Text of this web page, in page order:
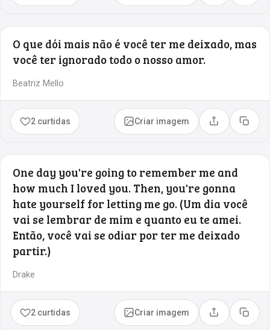
O que dói mais não é você ter me deixado, mas
você ter ignorado todo o nosso amor.
Beatriz Mello
2 curtidas Criar imagem Compartilhar
Copiar
One day you're going to remember me and
how much I loved you. Then, you're gonna
hate yourself for letting me go. (Um dia você
vai se lembrar de mim e quanto eu te amei.
Então, você vai se odiar por ter me deixado
partir.)
Drake
2 curtidas Criar imagem Compartilhar
Copiar